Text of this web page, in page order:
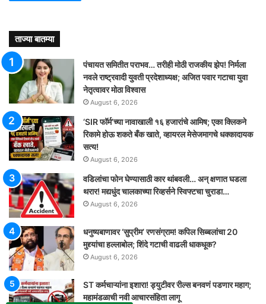
ताज्या बातम्या
पंचायत समितीत पराभव… तरीही मोठी राजकीय झेप! निर्मला
नवले राष्ट्रवादी युवती प्रदेशाध्यक्ष; अजित पवार गटाचा युवा
नेतृत्वावर मोठा विश्वास
August 6, 2026
‘SIR फॉर्म’च्या नावाखाली १६ हजारांचे आमिष; एका क्लिकने
रिकामे होऊ शकते बँक खाते, व्हायरल मेसेजमागचे धक्कादायक
सत्य!
August 6, 2026
वडिलांचा फोन घेण्यासाठी कार थांबवली… अन् क्षणात घडला
थरार! मद्यधुंद चालकाच्या रिव्हर्सने स्विफ्टचा चुराडा…
August 6, 2026
धनुष्यबाणावर ‘सुप्रीम’ रणसंग्राम! कपिल सिब्बलांचा 20
मुद्द्यांचा हल्लाबोल; शिंदे गटाची वाढली धाकधूक?
August 6, 2026
ST कर्मचाऱ्यांना इशारा! ड्युटीवर रील्स बनवणं पडणार महाग;
महामंडळाची नवी आचारसंहिता लागू